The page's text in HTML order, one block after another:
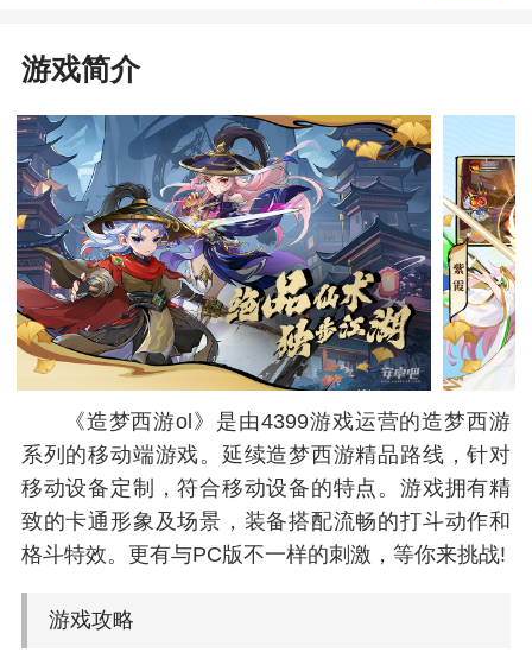
游戏简介
《造梦西游ol》是由4399游戏运营的造梦西游
系列的移动端游戏。延续造梦西游精品路线，针对
移动设备定制，符合移动设备的特点。游戏拥有精
致的卡通形象及场景，装备搭配流畅的打斗动作和
格斗特效。更有与PC版不一样的刺激，等你来挑战!
游戏攻略